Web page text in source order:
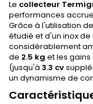
Le collecteur
performances
Grâce à l'utilisation
étudié et d'un inox
considérablement
de 2.5 kg et les
(jusqu'à 3.3 cv
un dynamisme de